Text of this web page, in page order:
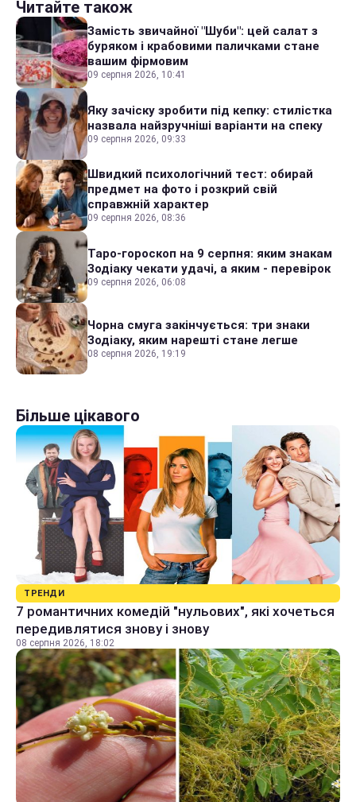
Читайте також
Замість звичайної "Шуби": цей салат з
буряком і крабовими паличками стане
вашим фірмовим
09 серпня 2026, 10:41
Яку зачіску зробити під кепку: стилістка
назвала найзручніші варіанти на спеку
09 серпня 2026, 09:33
Швидкий психологічний тест: обирай
предмет на фото і розкрий свій
справжній характер
09 серпня 2026, 08:36
Таро-гороскоп на 9 серпня: яким знакам
Зодіаку чекати удачі, а яким - перевірок
09 серпня 2026, 06:08
Чорна смуга закінчується: три знаки
Зодіаку, яким нарешті стане легше
08 серпня 2026, 19:19
Більше цікавого
ТРЕНДИ
7 романтичних комедій "нульових", які хочеться
передивлятися знову і знову
08 серпня 2026, 18:02